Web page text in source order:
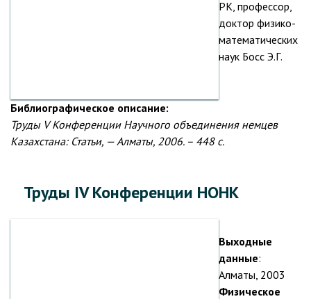
РК, профессор,
доктор физико-
математических
наук Босс Э.Г.
Библиографическое описание:
Труды V Конференции Научного объединения немцев
Казахстана: Статьи, — Алматы, 2006. – 448 с.
Труды IV Конференции НОНК
Выходные
данные:
Алматы, 2003
Физическое